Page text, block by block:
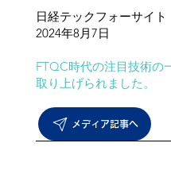
日経テックフォーサイト
​2024年8月7日
​FTQC時代の注目技術の
取り上げられました。
メディア記事へ